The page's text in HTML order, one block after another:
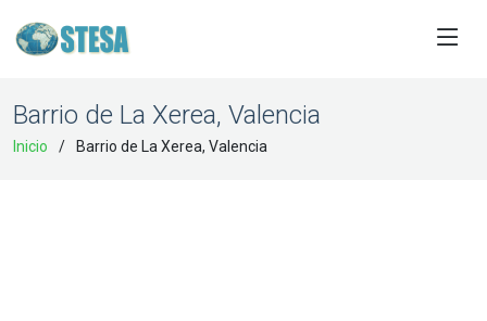
Barrio de La Xerea, Valencia
Inicio Barrio de La Xerea, Valencia